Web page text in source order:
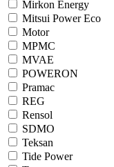
Mirkon Energy
Mitsui Power Eco
Motor
MPMC
MVAE
POWERON
Pramac
REG
Rensol
SDMO
Teksan
Tide Power